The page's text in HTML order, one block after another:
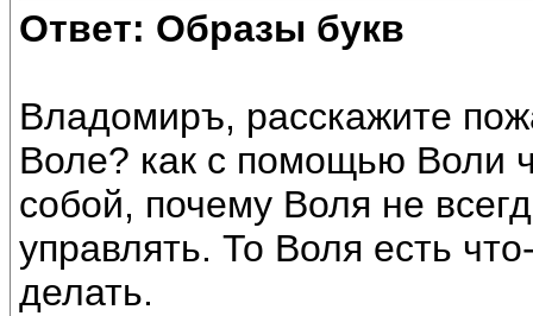
Ответ: Образы букв
Владомиръ, расскажите
Воле? как с помощью Воли
собой, почему Воля не
управлять. То Воля есть
делать.